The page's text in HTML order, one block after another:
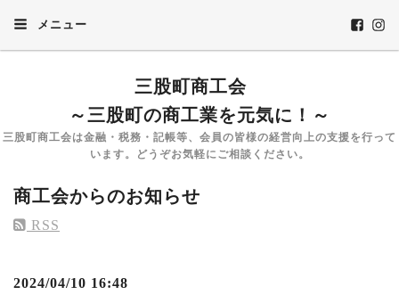
メニュー
三股町商工会
～三股町の商工業を元気に！～
三股町商工会は金融・税務・記帳等、会員の皆様の経営向上の支援を行って
います。どうぞお気軽にご相談ください。
商工会からのお知らせ
RSS
2024/04/10 16:48